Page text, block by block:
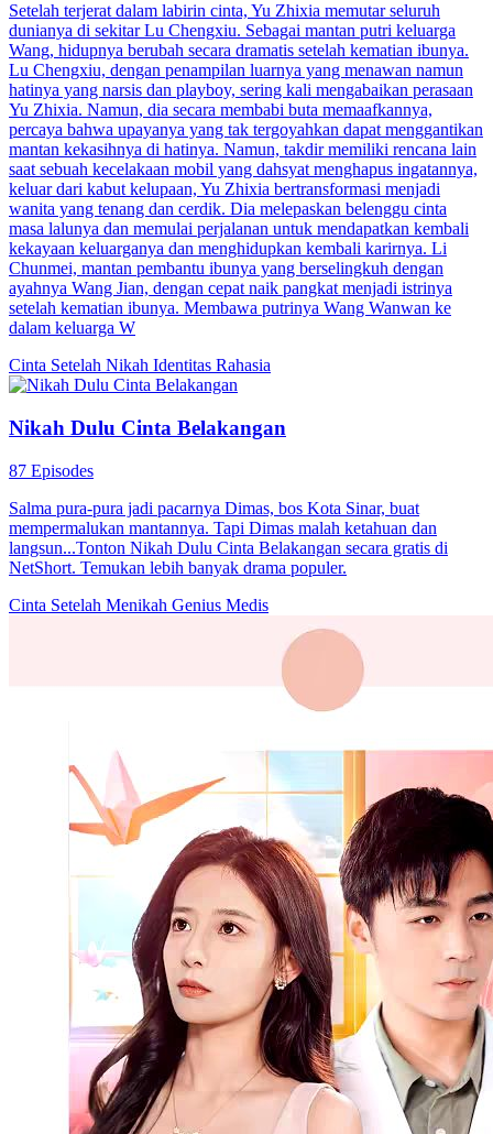
Setelah terjerat dalam labirin cinta, Yu Zhixia memutar seluruh
dunianya di sekitar Lu Chengxiu. Sebagai mantan putri keluarga
Wang, hidupnya berubah secara dramatis setelah kematian ibunya.
Lu Chengxiu, dengan penampilan luarnya yang menawan namun
hatinya yang narsis dan playboy, sering kali mengabaikan perasaan
Yu Zhixia. Namun, dia secara membabi buta memaafkannya,
percaya bahwa upayanya yang tak tergoyahkan dapat menggantikan
mantan kekasihnya di hatinya. Namun, takdir memiliki rencana lain
saat sebuah kecelakaan mobil yang dahsyat menghapus ingatannya,
keluar dari kabut kelupaan, Yu Zhixia bertransformasi menjadi
wanita yang tenang dan cerdik. Dia melepaskan belenggu cinta
masa lalunya dan memulai perjalanan untuk mendapatkan kembali
kekayaan keluarganya dan menghidupkan kembali karirnya. Li
Chunmei, mantan pembantu ibunya yang berselingkuh dengan
ayahnya Wang Jian, dengan cepat naik pangkat menjadi istrinya
setelah kematian ibunya. Membawa putrinya Wang Wanwan ke
dalam keluarga W
Cinta Setelah Nikah Identitas Rahasia
Nikah Dulu Cinta Belakangan
87 Episodes
Salma pura-pura jadi pacarnya Dimas, bos Kota Sinar, buat
mempermalukan mantannya. Tapi Dimas malah ketahuan dan
langsun...Tonton Nikah Dulu Cinta Belakangan secara gratis di
NetShort. Temukan lebih banyak drama populer.
Cinta Setelah Menikah Genius Medis